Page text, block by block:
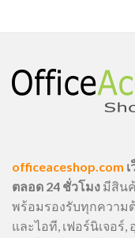
officeaceshop.com
ตลอด 24 ชั่วโมง มีสิน
พร้อมรองรับทุกความ
และไอที, เฟอร์นิเจอ